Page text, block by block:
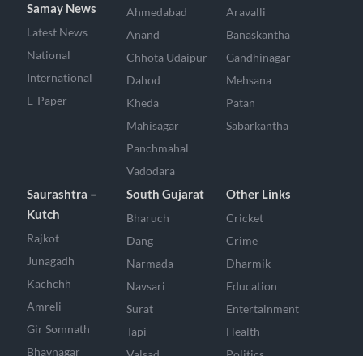
Samay News
Latest News
National
International
E-Paper
Ahmedabad
Anand
Chhota Udaipur
Dahod
Kheda
Mahisagar
Panchmahal
Vadodara
Aravalli
Banaskantha
Gandhinagar
Mehsana
Patan
Sabarkantha
Saurashtra –
Kutch
Rajkot
Junagadh
Kachchh
Amreli
Gir Somnath
Bhavnagar
South Gujarat
Bharuch
Dang
Narmada
Navsari
Surat
Tapi
Other Links
Cricket
Crime
Dharmik
Education
Entertainment
Health